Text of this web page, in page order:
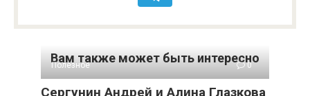
Вам также может быть интересно
Полезное 0
Сергунин Андрей и Алина Глазкова